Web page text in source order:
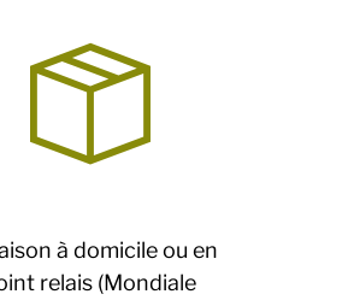
à domicile ou en
relais (Mondiale